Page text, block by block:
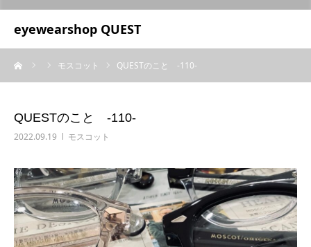
eyewearshop QUEST
モスコット QUESTのこと ‐110‐
QUESTのこと ‐110‐
2022.09.19 モスコット